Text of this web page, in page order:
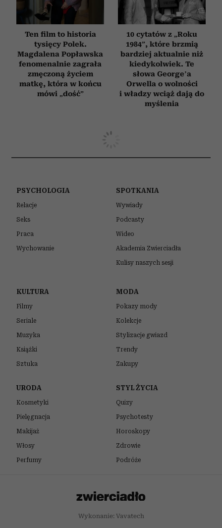
Ten film to historia
tysięcy Polek.
Magdalena Popławska
fenomenalnie zagrała
zmęczoną życiem
matkę, która w końcu
mówi „dość”
10 cytatów z „Roku
1984”, które brzmią
bardziej aktualnie niż
kiedykolwiek. Te
słowa George’a
Orwella o wolności
i władzy wciąż dają do
myślenia
PSYCHOLOGIA
Relacje
Seks
Praca
Wychowanie
SPOTKANIA
Wywiady
Podcasty
Wideo
Akademia Zwierciadła
Kulisy naszych sesji
KULTURA
Filmy
Seriale
Muzyka
Książki
Sztuka
MODA
Pokazy mody
Kolekcje
Stylizacje gwiazd
Trendy
Zakupy
URODA
Kosmetyki
Pielęgnacja
Makijaż
Włosy
Perfumy
STYL ŻYCIA
Quizy
Psychotesty
Horoskopy
Zdrowie
Podróże
Wykonanie: Vavatech